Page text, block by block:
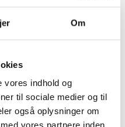
Om
vores indhold og
til sociale medier og til
også oplysninger om
vores partnere inden
Haribo Happy Cola 1200 g.